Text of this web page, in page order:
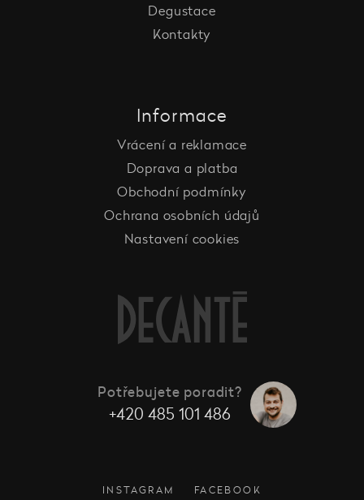
Degustace
Kontakty
Informace
Vrácení a reklamace
Doprava a platba
Obchodní podmínky
Ochrana osobních údajů
Nastavení cookies
Potřebujete poradit?
+420 485 101 486
INSTAGRAM FACEBOOK